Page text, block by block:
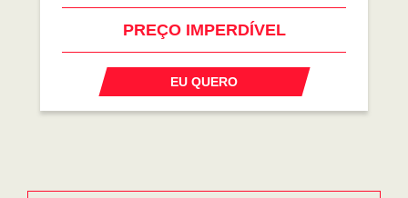
PREÇO IMPERDÍVEL
EU QUERO